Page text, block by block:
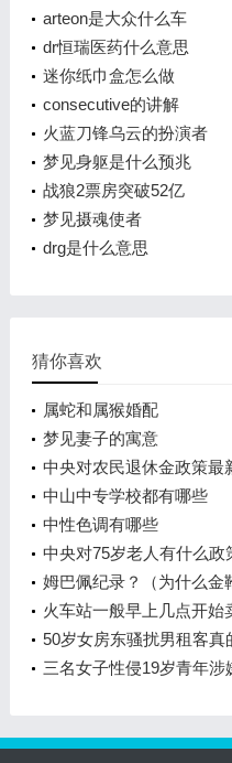
arteon是大众什么车
dr恒瑞医药什么意思
迷你纸巾盒怎么做
consecutive的讲解
火蓝刀锋乌云的扮演者
梦见身躯是什么预兆
战狼2票房突破52亿
梦见摄魂使者
drg是什么意思
猜你喜欢
属蛇和属猴婚配
梦见妻子的寓意
中央对农民退休金政策最
政策是怎样的
中山中专学校都有哪些
中性色调有哪些
中央对75岁老人有什么政
有啥规定
姆巴佩纪录？（为什么金
火车站一般早上几点开始
50岁女房东骚扰男租客
么解决
三名女子性侵19岁青年